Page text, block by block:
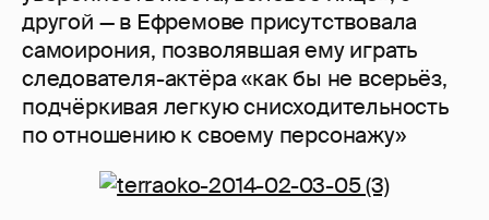
другой — в Ефремове присутствовала
самоирония, позволявшая ему играть
следователя-актёра «как бы не всерьёз,
подчёркивая легкую снисходительность
по отношению к своему персонажу»